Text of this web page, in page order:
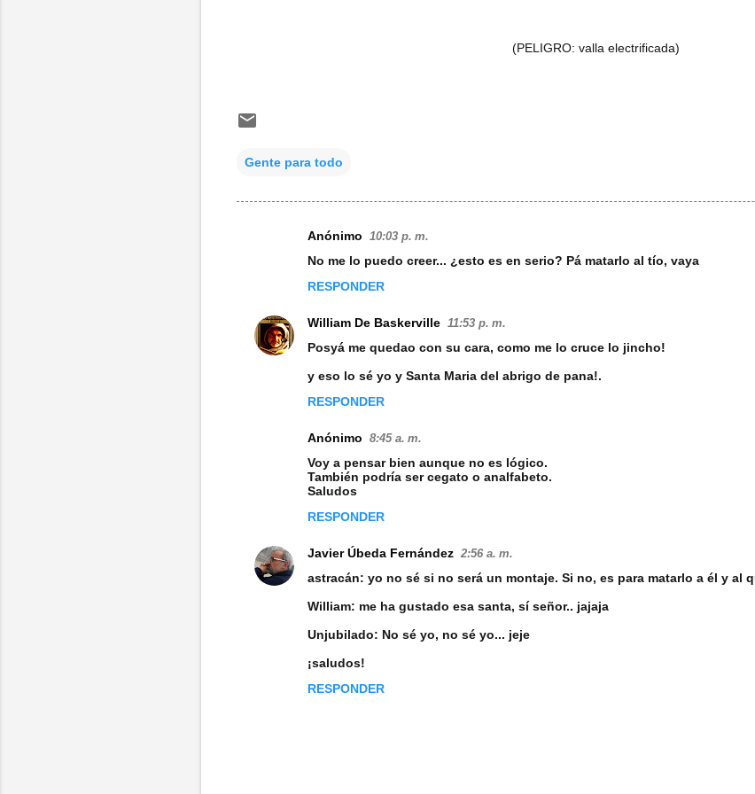
(PELIGRO: valla electrificada)
Gente para todo
e
n
Anónimo 10:03 p. m.
No me lo puedo creer... ¿esto es en serio? Pá matarlo al tío, vaya
RESPONDER
William De Baskerville 11:53 p. m.
Posyá me quedao con su cara, como me lo cruce lo jincho!
y eso lo sé yo y Santa Maria del abrigo de pana!.
RESPONDER
Anónimo 8:45 a. m.
Voy a pensar bien aunque no es lógico.
También podría ser cegato o analfabeto.
Saludos
RESPONDER
Javier Úbeda Fernández 2:56 a. m.
astracán: yo no sé si no será un montaje. Si no, es para matarlo a él y al
William: me ha gustado esa santa, sí señor.. jajaja
Unjubilado: No sé yo, no sé yo... jeje
¡saludos!
RESPONDER